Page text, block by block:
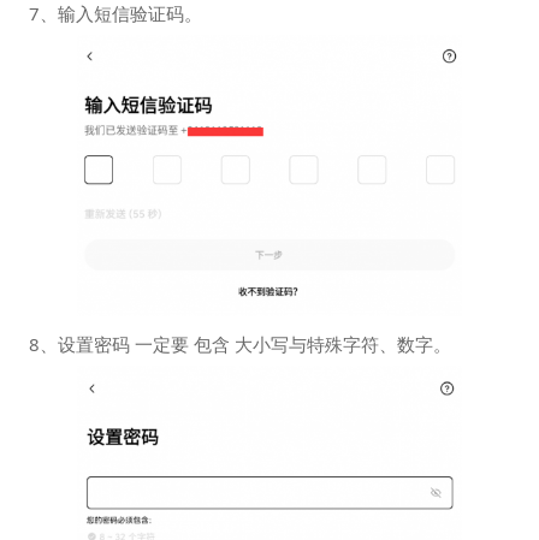
7、输入短信验证码。
8、设置密码 一定要 包含 大小写与特殊字符、数字。